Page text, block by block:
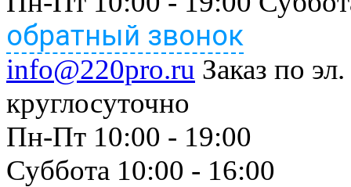
обратный звонок
info@220pro.ru Заказ по
круглосуточно
Пн-Пт 10:00 - 19:00
Суббота 10:00 - 16:00